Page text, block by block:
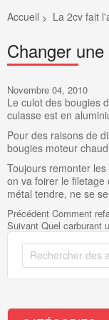
Accueil La 2cv fait
Changer
Novembre 04, 2010
Le culot des bougies
culasse est en
Pour des raisons de
bougies moteur
Toujours remonter les
on va foirer le filetage
métal tendre, ne se
Précédent Comment
Suivant Quel carburant